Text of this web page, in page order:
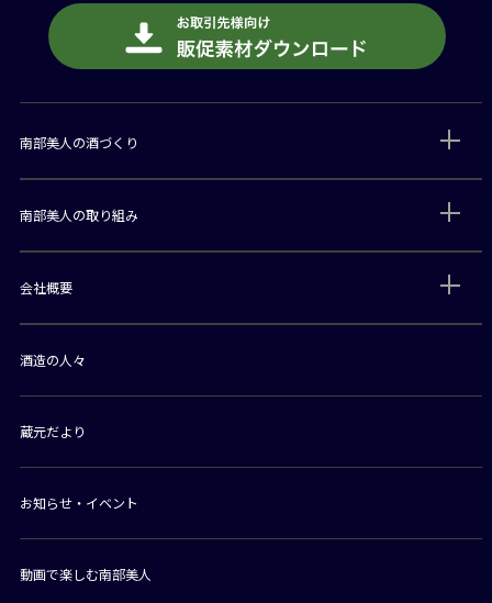
南部美人の酒づくり
南部美人の取り組み
会社概要
酒造の人々
蔵元だより
お知らせ・イベント
動画で楽しむ南部美人